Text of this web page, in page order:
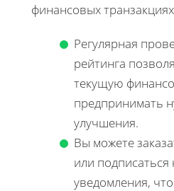
финансовых
Регулярная
рейтинга
текущую
предпринимать
улучшения.
Вы можете
или подписаться
уведомления,